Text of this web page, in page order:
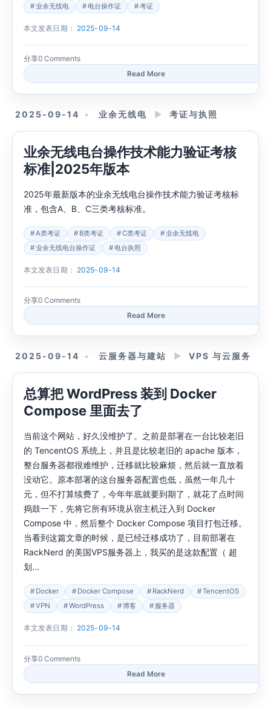
业余无线电 电台操作证 考证
本文发表日期： 2025-09-14
分享0 Comments
Read More
2025-09-14 业余无线电 ► 考证与执照
业余无线电台操作技术能力验证考核
标准|2025年版本
2025年最新版本的业余无线电台操作技术能力验证考核标
准，包含A、B、C三类考核标准。
A类考证 B类考证 C类考证
业余无线电
业余无线电台操作证
电台执照
本文发表日期： 2025-09-14
分享0 Comments
Read More
2025-09-14 云服务器与建站 ► VPS 与云服务
总算把 WordPress 装到 Docker
Compose 里面去了
当前这个网站，好久没维护了。之前是部署在一台比较老旧
的 TencentOS 系统上，并且是比较老旧的 apache 版本，
整台服务器都很难维护，迁移就比较麻烦，然后就一直放着
没动它。原本部署的这台服务器配置也低，虽然一年几十
元，但不打算续费了，今年年底就要到期了，就花了点时间
捣鼓一下，先将它所有环境从宿主机迁入到 Docker
Compose 中，然后整个 Docker Compose 项目打包迁移。
当看到这篇文章的时候，是已经迁移成功了，目前部署在
RackNerd 的美国VPS服务器上，我买的是这款配置（ 超
划...
Docker Docker Compose RackNerd
TencentOS
VPN
WordPress 博客 服务器
本文发表日期： 2025-09-14
分享0 Comments
Read More